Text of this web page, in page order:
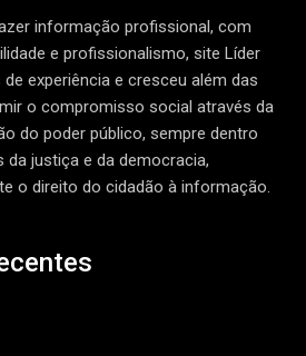
informação profissional, com
e profissionalismo, site Líder
experiência e cresceu além das
o compromisso social através da
do poder público, sempre dentro
da justiça e da democracia,
o direito do cidadão à informação.